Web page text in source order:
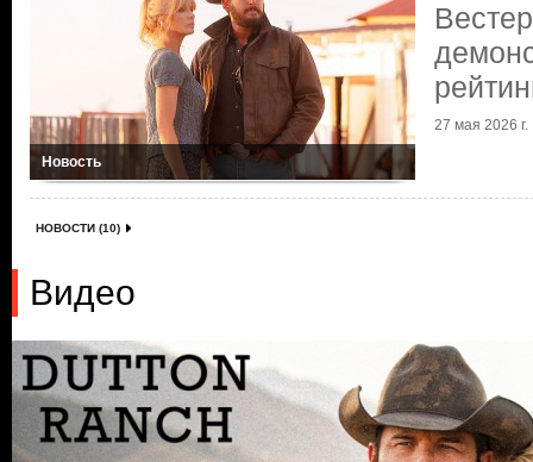
Новость
27 мая 2026 г.
НОВОСТИ (10)
Видео